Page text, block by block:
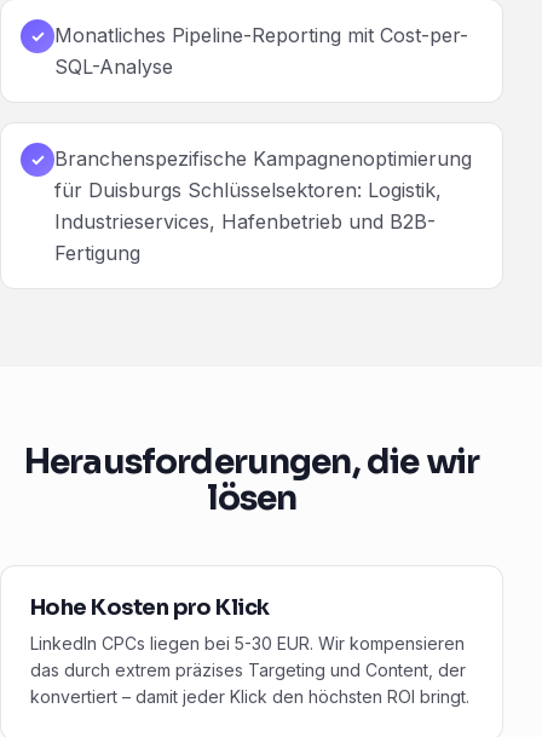
✓ Monatliches Pipeline-Reporting mit Cost-per-
SQL-Analyse
✓ Branchenspezifische Kampagnenoptimierung
für Duisburgs Schlüsselsektoren: Logistik,
Industrieservices, Hafenbetrieb und B2B-
Fertigung
Herausforderungen, die wir
lösen
Hohe Kosten pro Klick
LinkedIn CPCs liegen bei 5-30 EUR. Wir kompensieren
das durch extrem präzises Targeting und Content, der
konvertiert – damit jeder Klick den höchsten ROI bringt.